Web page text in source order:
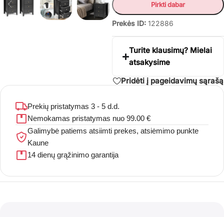
Pirkti dabar
Prekės ID: 122886
Turite klausimų? Mielai
atsakysime
Pridėti į pageidavimų sąrašą
Prekių pristatymas 3 - 5 d.d.
Nemokamas pristatymas nuo 99.00 €
Galimybė patiems atsiimti prekes, atsiėmimo punkte
Kaune
14 dienų grąžinimo garantija